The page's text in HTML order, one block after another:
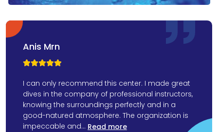
Anis Mrn



I can only recommend this center. I made great
dives in the company of professional instructors,
knowing the surroundings perfectly and in a
good-natured atmosphere. The organization is
impeccable and... Read more